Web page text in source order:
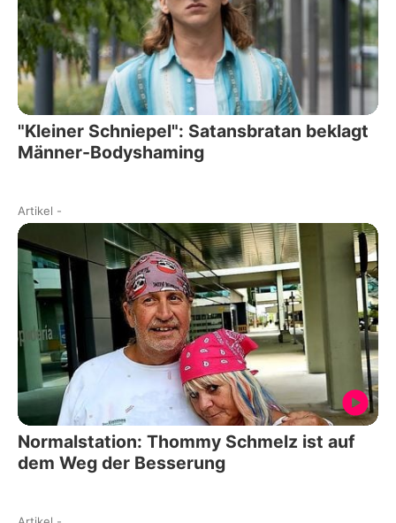
"Kleiner Schniepel": Satansbratan beklagt
Männer-Bodyshaming
Artikel -
Normalstation: Thommy Schmelz ist auf
dem Weg der Besserung